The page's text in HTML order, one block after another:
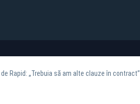
Rapid: „Trebuia să am alte clauze în contract”